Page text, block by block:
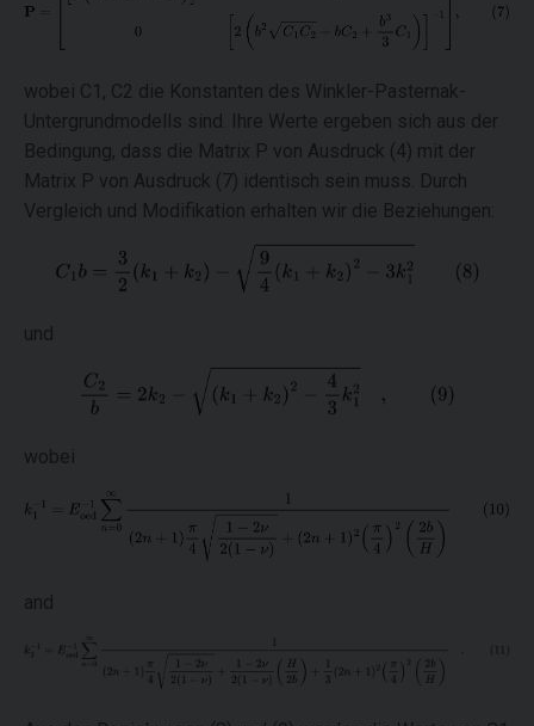
wobei C1, C2 die Konstanten des Winkler-Pasternak-
Untergrundmodells sind. Ihre Werte ergeben sich aus der
Bedingung, dass die Matrix P von Ausdruck (4) mit der
Matrix P von Ausdruck (7) identisch sein muss. Durch
Vergleich und Modifikation erhalten wir die Beziehungen:
und
wobei
and